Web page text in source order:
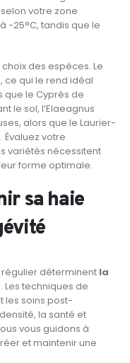
votre zone
-25°C, tandis que le
des espèces. Le
ce qui le rend idéal
que le Cyprès de
le sol, l’Elaeagnus
alors que le Laurier-
Évaluez votre
variétés nécessitent
forme optimale.
sa haie
déterminent la
Les techniques de
les soins post-
la santé et
vous guidons à
et maintenir une